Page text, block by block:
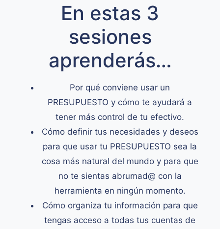
En estas 3
sesiones
aprenderás…
Por qué conviene usar un
PRESUPUESTO y cómo te ayudará a
tener más control de tu efectivo.
Cómo definir tus necesidades y deseos
para que usar tu PRESUPUESTO sea la
cosa más natural del mundo y para que
no te sientas abrumad@ con la
herramienta en ningún momento.
Cómo organiza tu información para que
tengas acceso a todas tus cuentas de